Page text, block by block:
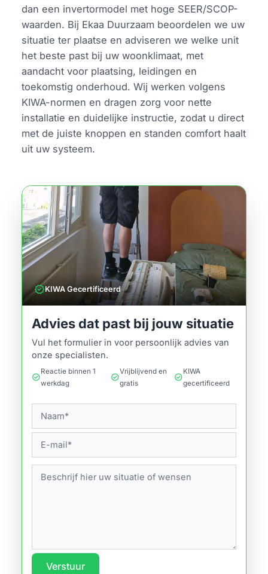
dan een invertormodel met hoge SEER/SCOP-
waarden. Bij Ekaa Duurzaam beoordelen we uw
situatie ter plaatse en adviseren we welke unit
het beste past bij uw woonklimaat, met
aandacht voor plaatsing, leidingen en
toekomstig onderhoud. Wij werken volgens
KIWA-normen en dragen zorg voor nette
installatie en duidelijke instructie, zodat u direct
met de juiste knoppen en standen comfort haalt
uit uw systeem.
verifiedKIWA Gecertificeerd
Advies dat past bij jouw situatie
Vul het formulier in voor persoonlijk advies van
onze specialisten.
check_circle
Reactie binnen 1
werkdag
check_circle
Vrijblijvend en
gratis
check_circle
KIWA
gecertificeerd
Verstuur